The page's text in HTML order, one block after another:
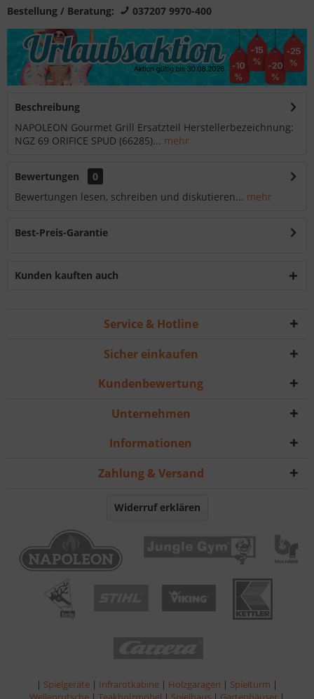
Bestellung / Beratung:
037207 9970-400
Beschreibung
NAPOLEON Gourmet Grill Ersatzteil Herstellerbezeichnung:
NGZ 69 ORIFICE SPUD (66285)... mehr
Bewertungen
0
Bewertungen lesen, schreiben und diskutieren... mehr
Best-Preis-Garantie
Kunden kauften auch
Service & Hotline
Sicher einkaufen
Kundenbewertung
Unternehmen
Informationen
Zahlung & Versand
Widerruf erklären
| Spielgeräte | Infrarotkabine | Holzgaragen | Spielturm |